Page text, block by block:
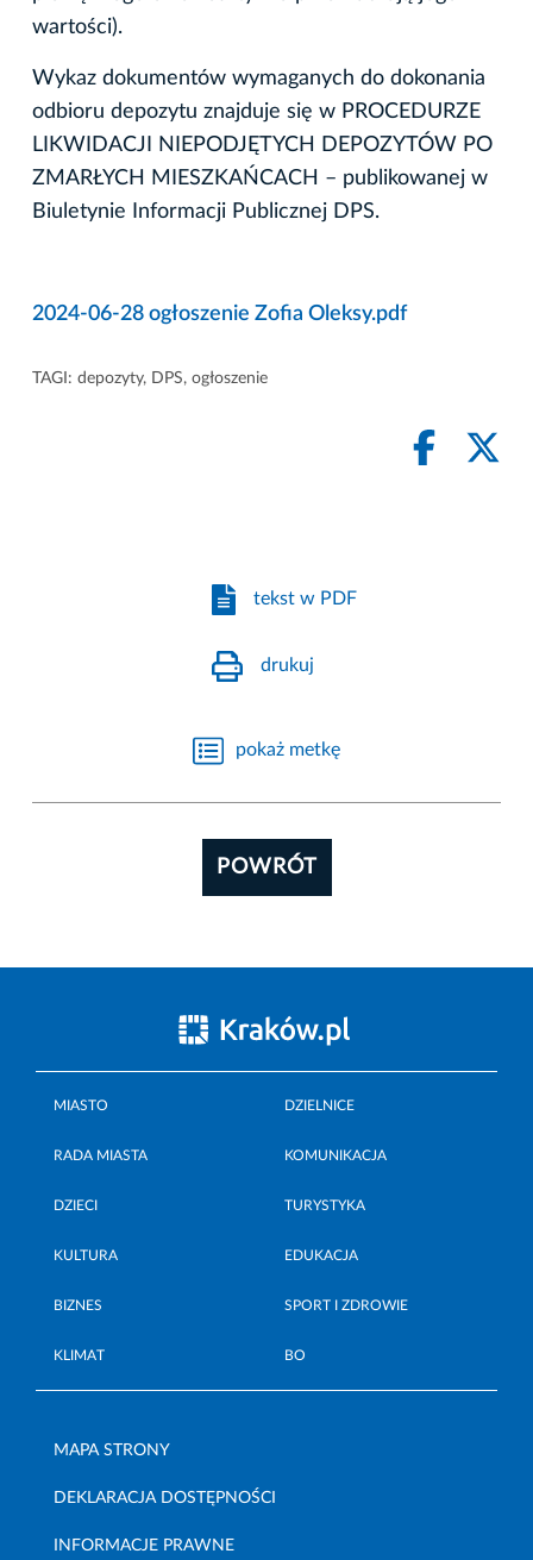
wartości).
Wykaz dokumentów wymaganych do dokonania
odbioru depozytu znajduje się w PROCEDURZE
LIKWIDACJI NIEPODJĘTYCH DEPOZYTÓW PO
ZMARŁYCH MIESZKAŃCACH – publikowanej w
Biuletynie Informacji Publicznej DPS.
2024-06-28 ogłoszenie Zofia Oleksy.pdf
TAGI: depozyty, DPS, ogłoszenie
tekst w PDF
drukuj
pokaż metkę
POWRÓT
MIASTO DZIELNICE
RADA MIASTA KOMUNIKACJA
DZIECI TURYSTYKA
KULTURA EDUKACJA
BIZNES SPORT I ZDROWIE
KLIMAT BO
MAPA STRONY
DEKLARACJA DOSTĘPNOŚCI
INFORMACJE PRAWNE